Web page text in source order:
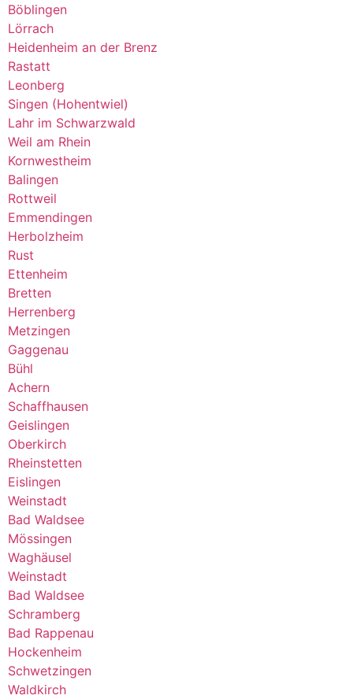
Böblingen
Lörrach
Heidenheim an der Brenz
Rastatt
Leonberg
Singen (Hohentwiel)
Lahr im Schwarzwald
Weil am Rhein
Kornwestheim
Balingen
Rottweil
Emmendingen
Herbolzheim
Rust
Ettenheim
Bretten
Herrenberg
Metzingen
Gaggenau
Bühl
Achern
Schaffhausen
Geislingen
Oberkirch
Rheinstetten
Eislingen
Weinstadt
Bad Waldsee
Mössingen
Waghäusel
Weinstadt
Bad Waldsee
Schramberg
Bad Rappenau
Hockenheim
Schwetzingen
Waldkirch